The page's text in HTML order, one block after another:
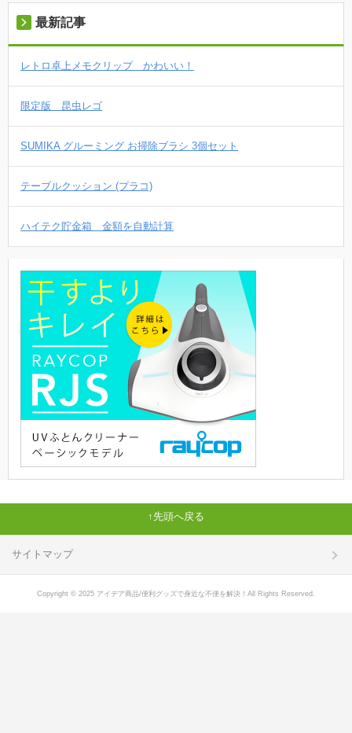
最新記事
レトロ卓上メモクリップ かわいい！
限定版 昆虫レゴ
SUMIKA グルーミング お掃除ブラシ 3個セット
テーブルクッション (プラコ)
ハイテク貯金箱 金額を自動計算
先頭へ戻る
サイトマップ
Copyright © 2025 アイデア商品/便利グッズで身近な不便を解決！All Rights Reserved.